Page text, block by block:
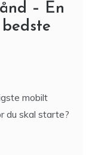
– En
mobilt
du skal starte?